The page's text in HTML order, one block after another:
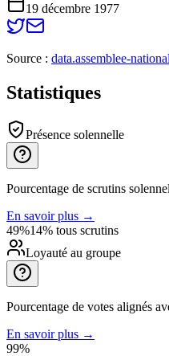
19 décembre 1977
Source : data.assemblee-
Statistiques
Présence solennelle
Pourcentage de scrutins
En savoir plus →
49%14% tous scrutins
Loyauté au groupe
Pourcentage de votes alignés
En savoir plus →
99%